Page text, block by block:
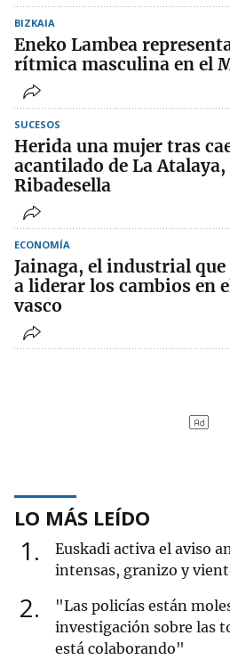
BIZKAIA
Eneko Lambea
rítmica masculina en el
SUCESOS
Herida una mujer tras
acantilado de La Atalaya,
Ribadesella
ECONOMÍA
Jainaga, el industrial
a liderar los cambios en
vasco
LO MÁS LEÍDO
1
Euskadi activa el aviso
intensas, granizo y
2
"Las policías están
investigación sobre las
está colaborando"